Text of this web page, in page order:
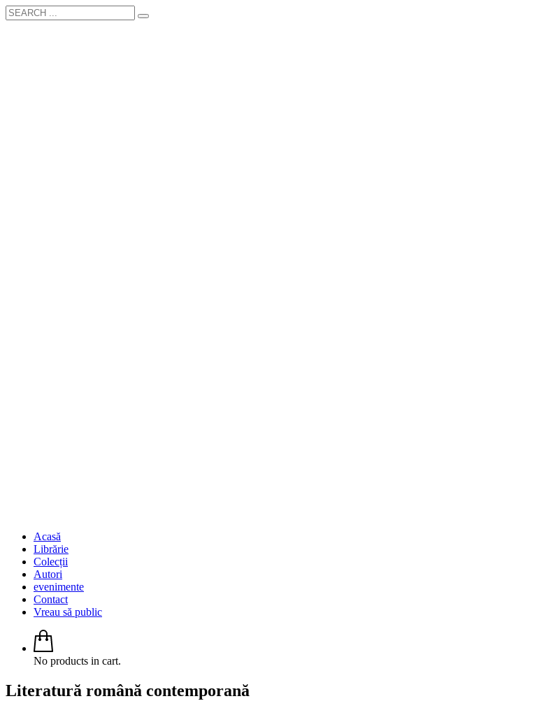
Acasă
Librărie
Colecții
Autori
evenimente
Contact
Vreau să public
No products in cart.
Literatură română contemporană